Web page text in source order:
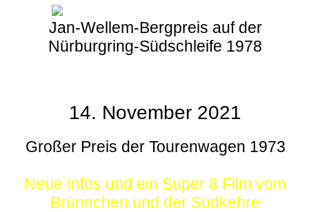
Jan-Wellem-Bergpreis auf der
Nürburgring-Südschleife 1978
14. November 2021
Großer Preis der Tourenwagen 1973
Neue Infos und ein Super 8 Film vom
Brünnchen und der Südkehre